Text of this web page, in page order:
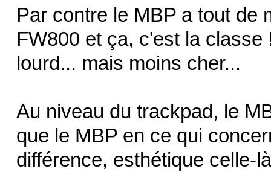
Par contre le MBP a tout de
FW800 et ça, c'est la
lourd... mais moins cher...
Au niveau du trackpad, le
que le MBP en ce qui
différence, esthétique celle-